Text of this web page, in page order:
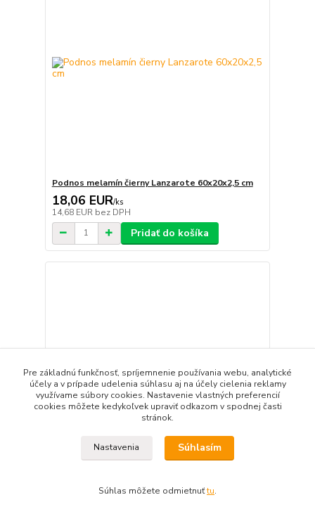
Podnos melamín čierny Lanzarote 60x20x2,5 cm
18,06 EUR/ks
14,68 EUR bez DPH
Pridať do košíka
Podnos melamín 32x17x1,5 cm GN 1/3
Pre základnú funkčnosť, spríjemnenie používania webu, analytické
účely a v prípade udelenia súhlasu aj na účely cielenia reklamy
využívame súbory cookies. Nastavenie vlastných preferencií
cookies môžete kedykoľvek upraviť odkazom v spodnej časti
stránok.
Nastavenia Súhlasím
Súhlas môžete odmietnuťtu.